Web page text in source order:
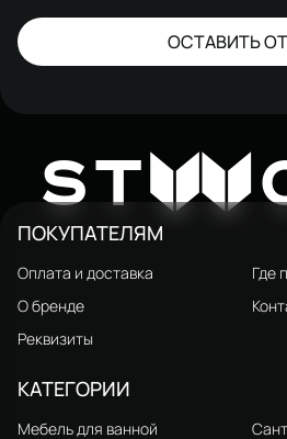
ОСТАВИТЬ
STW
ПОКУПАТЕЛЯМ
Оплата и доставка
Где
О бренде
Реквизиты
КАТЕГОРИИ
Мебель для ванной